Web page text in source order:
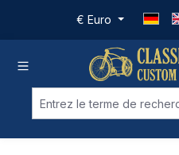
Passer au contenu principal
€ Euro